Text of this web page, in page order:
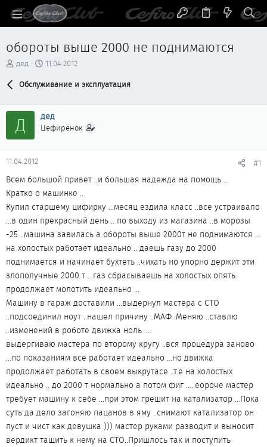
обороты выше 2000 не поднимаются
А
т
е
м
ы
дед
Д
т
а
ч
л
11.04.2012
Обслуживание и эксплуатация
Д дед
Цефирёнок
11.04.2012 #1
Всем большой привет ..и большая надежда на помощь ...
Кратко о машинке ..
Купил старшему цифирку ...месяц ездила класс ..все устраивало
...в один прекрасный день .. по выходу из магазина ..в морозы
-25 ..машина завилась а обороты выше 2000т не поднимаются ...
на холостых работает идеально .. даешь газу до 2000
поднимается и начинает бухтеть ..чихать но упорно держит эти
злополучные 2000 т ...газ сбрасываешь на холостых опять
продолжает молотить идеально ...
Машину в гараж доставили ...выдернул мастера с СТО
..подсоединил ноут ..нашел причину ..МАФ .Меняю ..ставлю
..изменений в роботе движка ноль ....
выдергиваю мастера по второму кругу ..вся процедура заново
...по показаниям все работает идеально ...но движка
продолжает работать в своем выкрутасе ..т.е на холостых
идеально .. до 2000 т нормально а потом фиг .....еороче мастер
требует машину к себе ...при этом грешит на катализатор ...Пока
суть да дело загоняю пацанов в яму ..снимают катализатор он
пуст и чист как девушка ))) мастер руками разводит и выносит
вердикт тащить к нему на СТО..Пришлось так и поступить